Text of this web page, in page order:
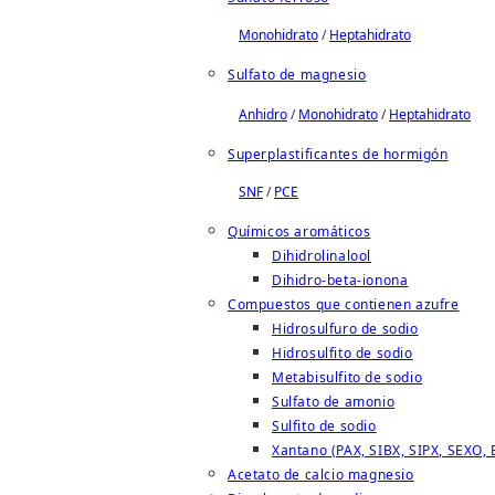
Monohidrato/Heptahidrato
Sulfato de magnesio
Anhidro/Monohidrato/Heptahidrato
Superplastificantes de hormigón
SNF/PCE
Químicos aromáticos
Dihidrolinalool
Dihidro-beta-ionona
Compuestos que contienen azufre
Hidrosulfuro de sodio
Hidrosulfito de sodio
Metabisulfito de sodio
Sulfato de amonio
Sulfito de sodio
Xantano (PAX, SIBX, SIPX, SEXO,
Acetato de calcio magnesio